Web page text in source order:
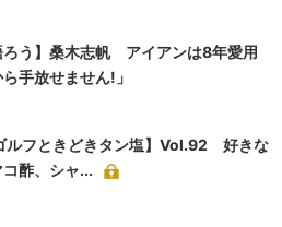
ろう】桑木志帆 アイアンは8年愛用
手放せません!」
ルフときどきタン塩】Vol.92 好きな
酢、シャ...